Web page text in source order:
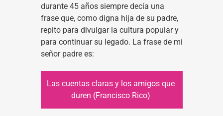
durante 45 años siempre decía una
frase que, como digna hija de su padre,
repito para divulgar la cultura popular y
para continuar su legado. La frase de mi
señor padre es:
Las cuentas claras y los amigos que
duren (Francisco Rico)